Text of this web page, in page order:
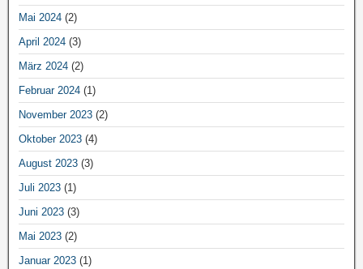
Mai 2024 (2)
April 2024 (3)
März 2024 (2)
Februar 2024 (1)
November 2023 (2)
Oktober 2023 (4)
August 2023 (3)
Juli 2023 (1)
Juni 2023 (3)
Mai 2023 (2)
Januar 2023 (1)